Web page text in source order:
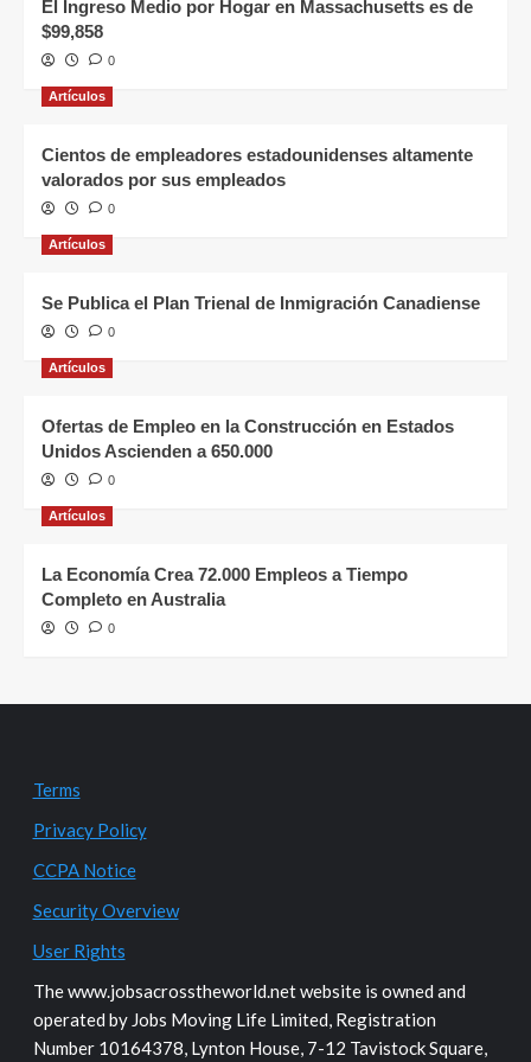
El Ingreso Medio por Hogar en Massachusetts es de
$99,858
0
Artículos
Cientos de empleadores estadounidenses altamente
valorados por sus empleados
0
Artículos
Se Publica el Plan Trienal de Inmigración Canadiense
0
Artículos
Ofertas de Empleo en la Construcción en Estados
Unidos Ascienden a 650.000
0
Artículos
La Economía Crea 72.000 Empleos a Tiempo
Completo en Australia
0
Terms
Privacy Policy
CCPA Notice
Security Overview
User Rights
The www.jobsacrosstheworld.net website is owned and
operated by Jobs Moving Life Limited, Registration
Number 10164378, Lynton House, 7-12 Tavistock Square,